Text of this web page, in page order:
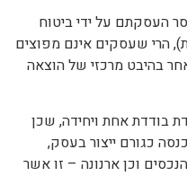
העסקתם על ידי ביטוח
הרי שעסקים אינם מפוצים
בהיבט מרכזי של הוצאה
בודדת אחת ויחידה, שכן
כגורם ייצור בעסק,
וכן ארנונה – זו אשר